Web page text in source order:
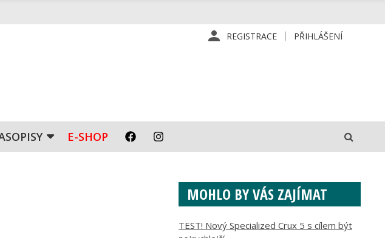
REGISTRACE PŘIHLÁŠENÍ
E-SHOP
MOHLO BY VÁS ZAJÍMAT
TEST! Nový Specialized Crux 5 s cílem být